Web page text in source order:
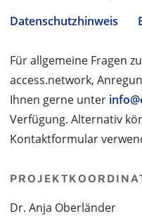
Datenschutzhinweis
Für allgemeine Fragen
access.network,
Ihnen gerne unter
Verfügung. Alternativ
Kontaktformular
Dr. Anja Oberländer